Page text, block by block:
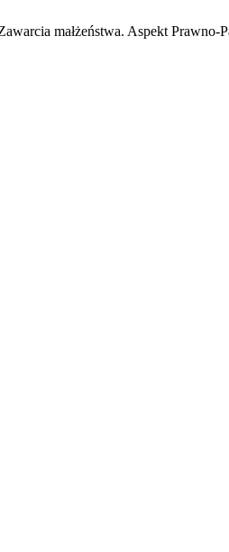
małżeństwa. Aspekt Prawno-